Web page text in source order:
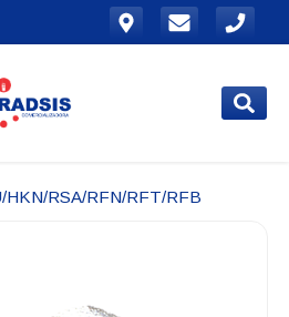
HKN/RSA/RFN/RFT/RFB